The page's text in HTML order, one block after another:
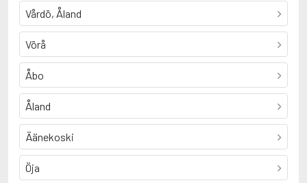
Vårdö, Åland
Vörå
Åbo
Åland
Äänekoski
Öja